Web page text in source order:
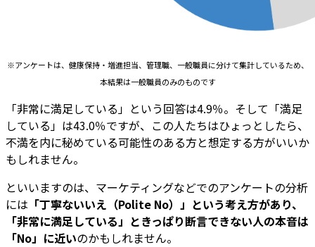
※アンケートは、健康保持・増進担当、管理職、一般職員に分けて集計しているため、
本結果は一般職員のみのものです
「非常に満足している」という回答は4.9％。そして「満足
している」は43.0％ですが、この人たちはひょっとしたら、
不満を内に秘めている可能性のある方と想定する方がいいか
もしれません。
といいますのは、マーケティングなどでのアンケートの分析
には 「丁寧ないいえ（Polite No）」という考え方があり、
「非常に満足している」ときっぱり断言できない人の本音は
「No」に近いのかもしれません。